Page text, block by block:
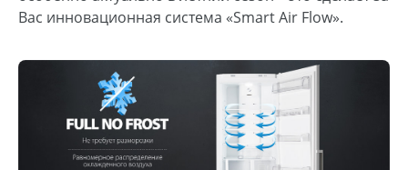
Вас инновационная система «Smart Air Flow».